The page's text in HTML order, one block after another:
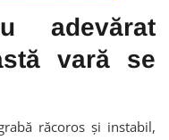
adevărat
vară se
răcoros și instabil,